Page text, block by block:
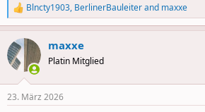
R
e
a
c
t
i
s
Blncty1903, BerlinerBauleiterand maxxe
maxxe
Platin Mitglied
23. März 2026